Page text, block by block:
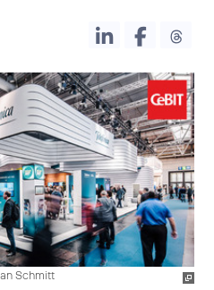
Schmitt